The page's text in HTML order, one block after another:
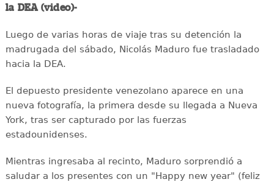
la DEA (video)-
Luego de varias horas de viaje tras su detención la
madrugada del sábado, Nicolás Maduro fue trasladado
hacia la DEA.
El depuesto presidente venezolano aparece en una
nueva fotografía, la primera desde su llegada a Nueva
York, tras ser capturado por las fuerzas
estadounidenses.
Mientras ingresaba al recinto, Maduro sorprendió a
saludar a los presentes con un "Happy new year" (feliz